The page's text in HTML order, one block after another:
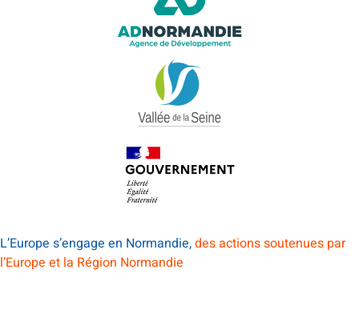
L’Europe s’engage en Normandie,des actions soutenues par
l’Europe et la Région Normandie